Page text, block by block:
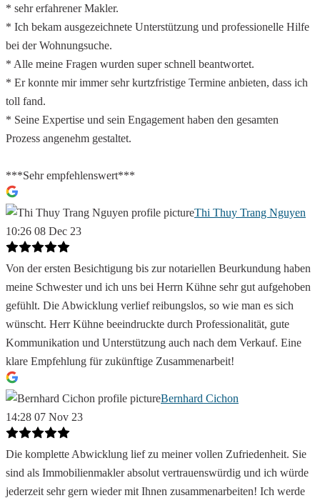
* sehr erfahrener Makler.
* Ich bekam ausgezeichnete Unterstützung und professionelle Hilfe
bei der Wohnungsuche.
* Alle meine Fragen wurden super schnell beantwortet.
* Er konnte mir immer sehr kurtzfristige Termine anbieten, dass ich
toll fand.
* Seine Expertise und sein Engagement haben den gesamten
Prozess angenehm gestaltet.
***Sehr empfehlenswert***
Thi Thuy Trang Nguyen
10:26 08 Dec 23
Von der ersten Besichtigung bis zur notariellen Beurkundung haben
meine Schwester und ich uns bei Herrn Kühne sehr gut aufgehoben
gefühlt. Die Abwicklung verlief reibungslos, so wie man es sich
wünscht. Herr Kühne beeindruckte durch Professionalität, gute
Kommunikation und Unterstützung auch nach dem Verkauf. Eine
klare Empfehlung für zukünftige Zusammenarbeit!
Bernhard Cichon
14:28 07 Nov 23
Die komplette Abwicklung lief zu meiner vollen Zufriedenheit. Sie
sind als Immobilienmakler absolut vertrauenswürdig und ich würde
jederzeit sehr gern wieder mit Ihnen zusammenarbeiten! Ich werde